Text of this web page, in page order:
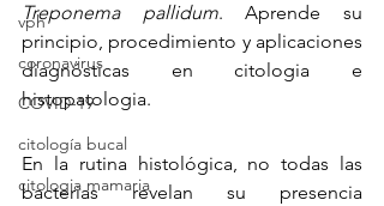
vph
coronavirus
COVID-19
citología bucal
citologia mamaria
Treponema pallidum. Aprende su
principio, procedimiento y aplicaciones
diagnósticas en citologia e
histopatologia.
En la rutina histológica, no todas las
bacterias revelan su presencia